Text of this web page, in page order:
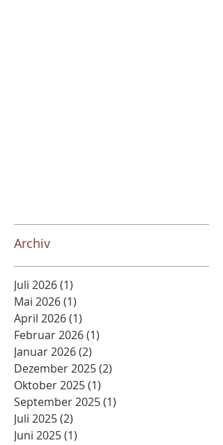
Archiv
Juli 2026(1)
Mai 2026(1)
April 2026(1)
Februar 2026(1)
Januar 2026(2)
Dezember 2025(2)
Oktober 2025(1)
September 2025(1)
Juli 2025(2)
Juni 2025(1)